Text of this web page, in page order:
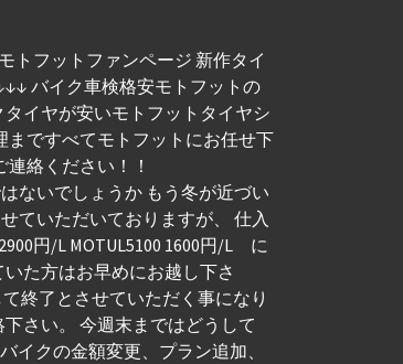
トフットファンページ 新作タイ
バイク車検格安モトフットの
イヤが安いモトフットタイヤシ
まですべてモトフットにお任せ下
絡ください！！
いでしょうか もう冬が近づい
ていただいておりますが、 仕入
円/L MOTUL5100 1600円/L に
た方はお早めにお越し下さ
終了とさせていただく事になり
さい。 今週末まではどうして
イクの金額変更、プラン追加、